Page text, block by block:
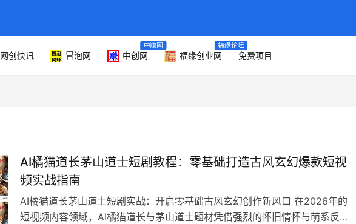
网创快讯 冒泡网 中创网
中赚网
福缘创业网
福缘论坛
免费项目
AI橘猫道长茅山道士短剧教程：零基础打造古风玄幻爆款短视
频实战指南
AI橘猫道长茅山道士短剧实战：开启零基础古风玄幻创作新风口 在2026年的
短视频内容领域，AI橘猫道长与茅山道士题材凭借强烈的怀旧情怀与萌系反差